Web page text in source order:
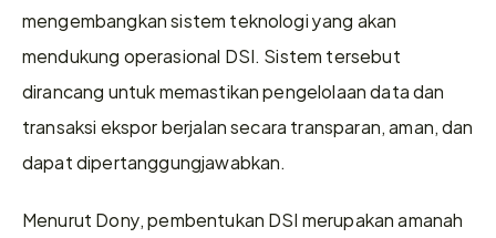
mengembangkan sistem teknologi yang akan
mendukung operasional DSI. Sistem tersebut
dirancang untuk memastikan pengelolaan data dan
transaksi ekspor berjalan secara transparan, aman, dan
dapat dipertanggungjawabkan.
Menurut Dony, pembentukan DSI merupakan amanah